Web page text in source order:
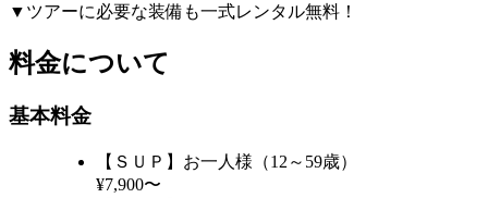
▼ツアーに必要な装備も一式レンタル無料！
料金について
基本料金
【ＳＵＰ】お一人様（12～59歳）
¥7,900〜